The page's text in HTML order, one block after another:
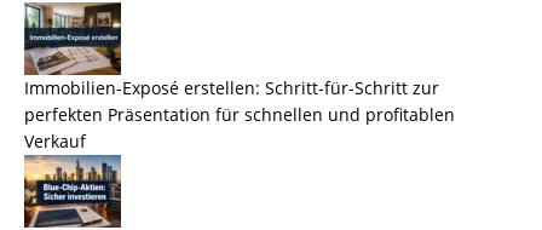
Immobilien-Exposé erstellen: Schritt-für-Schritt zur
perfekten Präsentation für schnellen und profitablen
Verkauf